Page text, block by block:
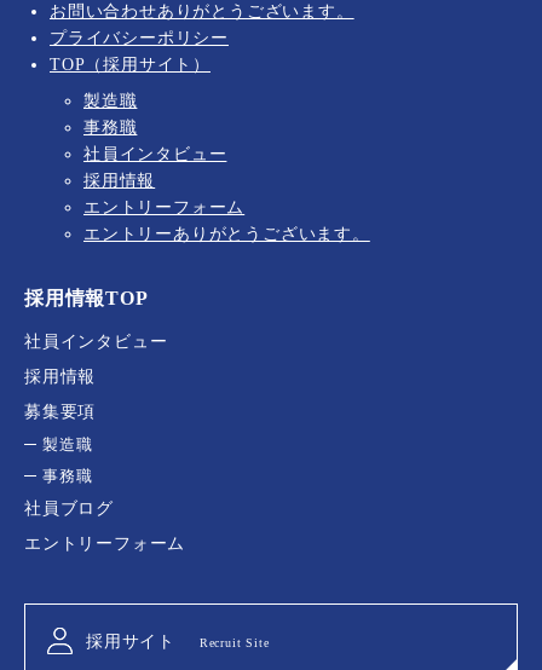
お問い合わせありがとうございます。
プライバシーポリシー
TOP（採用サイト）
製造職
事務職
社員インタビュー
採用情報
エントリーフォーム
エントリーありがとうございます。
採用情報TOP
社員インタビュー
採用情報
募集要項
製造職
事務職
社員ブログ
エントリーフォーム
採用サイト Recruit Site